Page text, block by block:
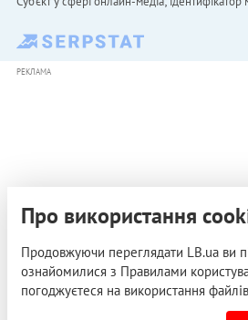
РЕКЛАМА
Про використання
Продовжуючи переглядати LB.ua ви
ознайомилися з Правилами
погоджуєтеся на використання